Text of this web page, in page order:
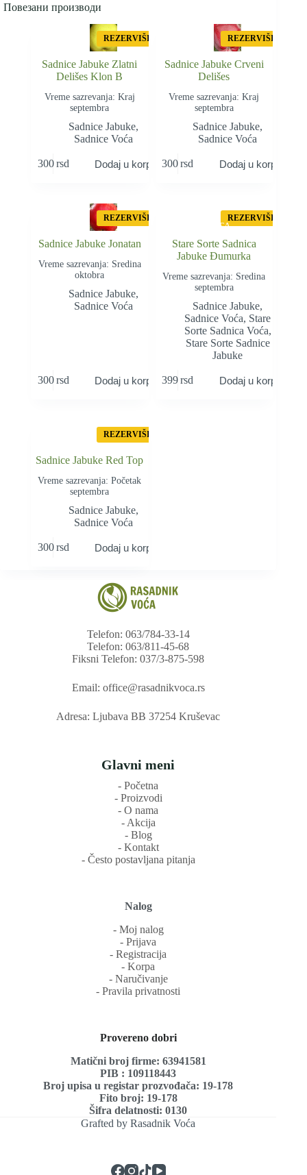
Повезани производи
REZERVIŠI
Sadnice Jabuke Zlatni
Delišes Klon B
Vreme sazrevanja: Kraj
septembra
Sadnice Jabuke,
Sadnice Voća
300rsd Dodaj u korpu
REZERVIŠI
Sadnice Jabuke Crveni
Delišes
Vreme sazrevanja: Kraj
septembra
Sadnice Jabuke,
Sadnice Voća
300 rsd Dodaj u korpu
REZERVIŠI
Sadnice Jabuke Jonatan
Vreme sazrevanja: Sredina
oktobra
Sadnice Jabuke,
Sadnice Voća
300rsd Dodaj u korpu
REZERVIŠI
SORTA
Stare Sorte Sadnica
Jabuke Đumurka
Vreme sazrevanja: Sredina
septembra
Sadnice Jabuke,
Sadnice Voća, Stare
Sorte Sadnica Voća,
Stare Sorte Sadnice
Jabuke
399 rsd Dodaj u korpu
REZERVIŠI
Sadnice Jabuke Red Top
Vreme sazrevanja: Početak
septembra
Sadnice Jabuke,
Sadnice Voća
300rsd Dodaj u korpu
Telefon: 063/784-33-14
Telefon: 063/811-45-68
Fiksni Telefon: 037/3-875-598
Email: office@rasadnikvoca.rs
Adresa: Ljubava BB 37254 Kruševac
Glavni meni
‐ Početna
‐ Proizvodi
‐ O nama
‐ Akcija
‐ Blog
‐ Kontakt
‐ Često postavljana pitanja
Nalog
‐ Moj nalog
‐ Prijava
‐ Registracija
‐ Korpa
‐ Naručivanje
‐ Pravila privatnosti
Provereno dobri
Matični broj firme: 63941581
PIB : 109118443
Broj upisa u registar prozvođača: 19-178
Fito broj: 19-178
Šifra delatnosti: 0130
Grafted by Rasadnik Voća